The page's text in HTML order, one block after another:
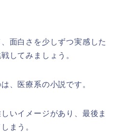
面白さを少しずつ実感した
してみましょう。
、医療系の小説です。
いイメージがあり、最後ま
まう。